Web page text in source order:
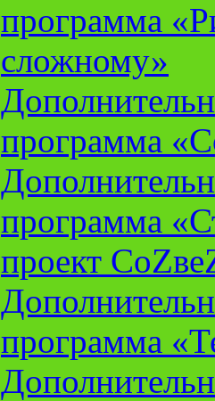
программа
сложному»
программа
программа
проект
программа